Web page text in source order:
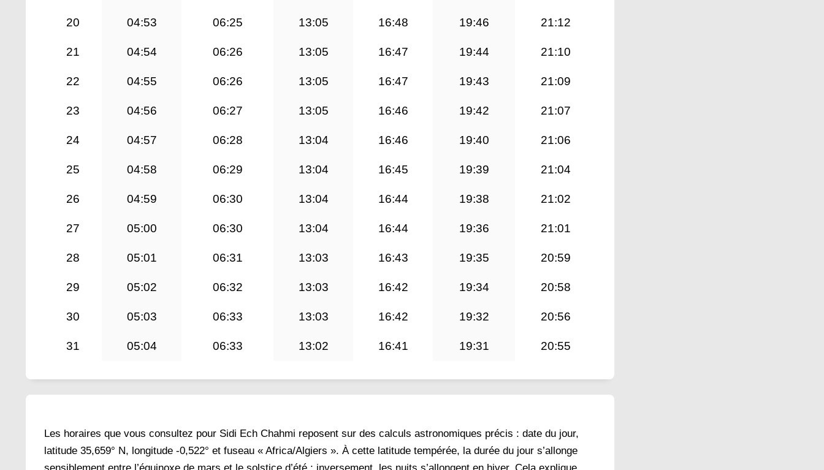
20 04:53 06:25 13:05 16:48 19:46 21:12
21 04:54 06:26 13:05 16:47 19:44 21:10
22 04:55 06:26 13:05 16:47 19:43 21:09
23 04:56 06:27 13:05 16:46 19:42 21:07
24 04:57 06:28 13:04 16:46 19:40 21:06
25 04:58 06:29 13:04 16:45 19:39 21:04
26 04:59 06:30 13:04 16:44 19:38 21:02
27 05:00 06:30 13:04 16:44 19:36 21:01
28 05:01 06:31 13:03 16:43 19:35 20:59
29 05:02 06:32 13:03 16:42 19:34 20:58
30 05:03 06:33 13:03 16:42 19:32 20:56
31 05:04 06:33 13:02 16:41 19:31 20:55
Les horaires que vous consultez pour Sidi Ech Chahmi reposent sur des calculs astronomiques précis : date du jour,
latitude 35,659° N, longitude -0,522° et fuseau « Africa/Algiers ». À cette latitude tempérée, la durée du jour s’allonge